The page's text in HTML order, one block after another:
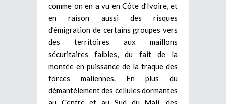
comme on en a vu en Côte d’Ivoire, et
en raison aussi des risques
d’émigration de certains groupes vers
des territoires aux maillons
sécuritaires faibles, du fait de la
montée en puissance de la traque des
forces maliennes. En plus du
démantèlement des cellules dormantes